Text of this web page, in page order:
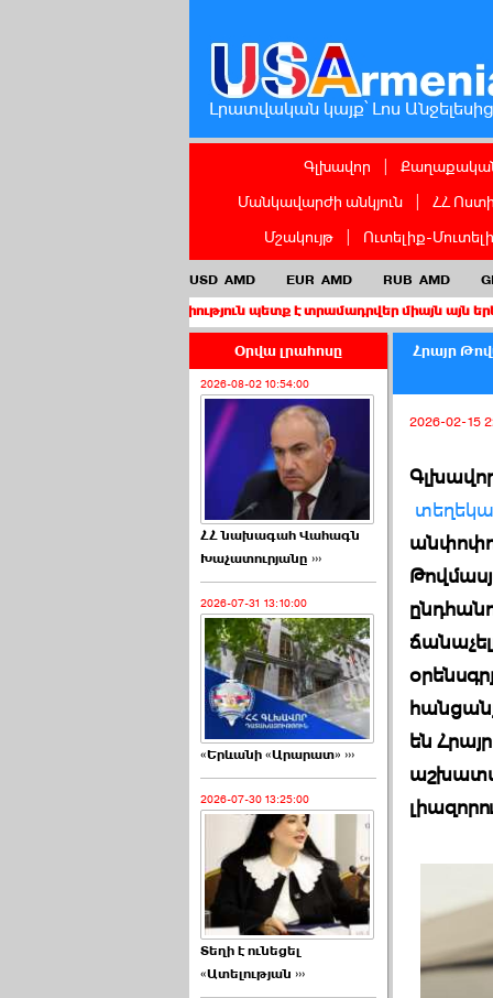
Լրատվական կայք՝ Լոս Անջելեսից
Գլխավոր
Մանկավարժի անկյուն
ՀՀ
Մշակույթ
Ուտելիք-
USD AMD EUR AMD RUB AMD
քաղաքացիություն պետք է տրամադրվեր միայն այն
Օրվա լրահոսը
2026-08-02 10:54:00
ՀՀ նախագահ Վահագն
Խաչատուրյանը ›››
2026-07-31 13:10:00
«Երևանի «Արարատ» ›››
2026-07-30 13:25:00
Տեղի է ունեցել
«Ատելության ›››
Հրայր
2026-02-15
են